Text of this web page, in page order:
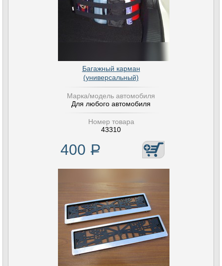
Багажный карман
(универсальный)
Марка/модель автомобиля
Для любого автомобиля
Номер товара
43310
400 Р